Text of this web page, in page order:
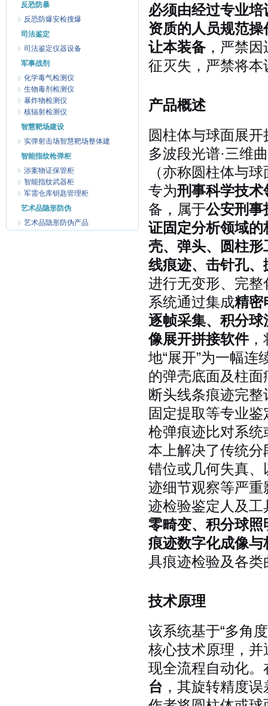
反恐防暴
反恐防爆安检搜爆
司法鉴定
司法鉴定仪器设备
军事战剂
化学毒气检测仪
生物毒剂检测仪
暴炸物检测仪
核辐射检测仪
智慧靶场建设
实弹射击场智慧靶场整体建
智能指纹枪弹柜
涉案物证保管柜
智能指纹武器柜
军需仓库钥匙管理柜
艺术品隐形防伪
艺术品隐形防伪产品
必须由经过专业
资质的人员规范操
让本装备 ，严禁
征灭失，严禁将
产品概述
圆柱体与球面展
多波段光谱·三维
（亦称圆柱体与
专为刑事科学技术
备，属于公安刑事
证固定分析领域
壳、弹头、圆柱
线痕迹、击针孔
进行无变形、完
系统通过集成精密
逐帧采集、积分
像展开拼接软件，
地“展开”为一幅
的弹壳底面及柱
断头线条痕迹完
固定提取等专业
枪弹痕迹比对系
本上解决了传统
错位或几何失真
迹细节观察等严
迹检验鉴定人及
零畸变、积分球
痕迹数字化成像
具痕迹检验及各
技术原理
该系统基于“多角
核心技术原理，
现全流程自动化
台 ，其旋转精度误